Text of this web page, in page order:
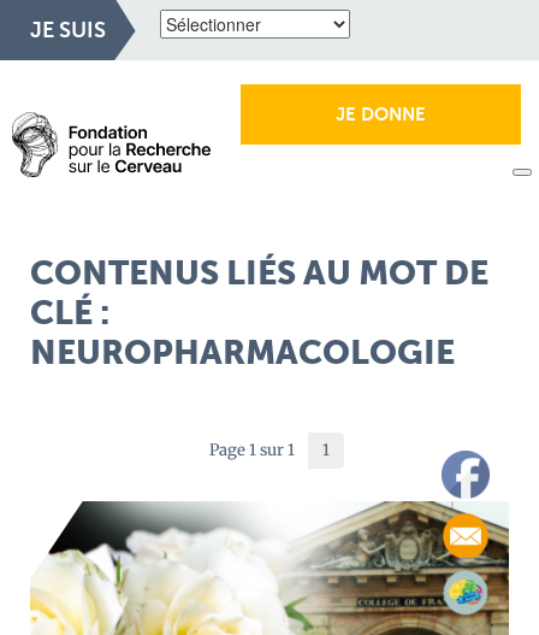
JE SUIS
JE DONNE
CONTENUS LIÉS AU MOT DE
CLÉ :
NEUROPHARMACOLOGIE
Page 1 sur 1 1